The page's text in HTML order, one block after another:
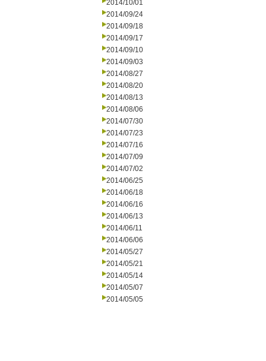
2014/10/01
2014/09/24
2014/09/18
2014/09/17
2014/09/10
2014/09/03
2014/08/27
2014/08/20
2014/08/13
2014/08/06
2014/07/30
2014/07/23
2014/07/16
2014/07/09
2014/07/02
2014/06/25
2014/06/18
2014/06/16
2014/06/13
2014/06/11
2014/06/06
2014/05/27
2014/05/21
2014/05/14
2014/05/07
2014/05/05